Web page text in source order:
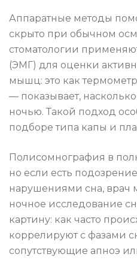
Аппаратные методы
скрыто при обычном
стоматологии
(ЭМГ) для оценки
мышц: это как
— показывает,
ночью. Такой подход
подборе типа капы и
Полисомнография в
но если есть
нарушениями сна, врач
ночное исследование
картину: как часто
коррелируют с фазами
сопутствующие апноэ